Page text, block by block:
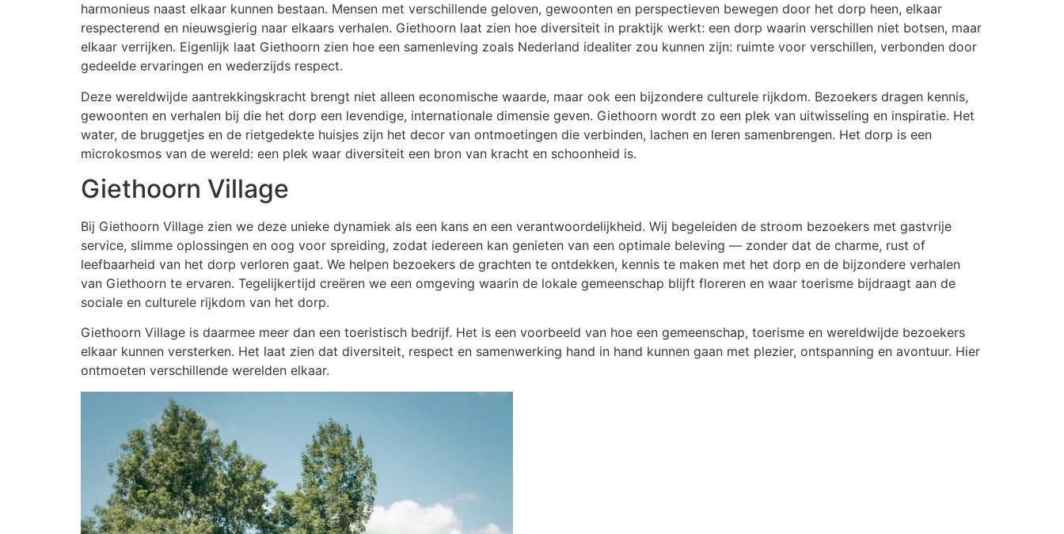
harmonieus naast elkaar kunnen bestaan. Mensen met verschillende geloven, gewoonten en perspectieven bewegen door het dorp heen, elkaar
respecterend en nieuwsgierig naar elkaars verhalen. Giethoorn laat zien hoe diversiteit in praktijk werkt: een dorp waarin verschillen niet botsen, maar
elkaar verrijken. Eigenlijk laat Giethoorn zien hoe een samenleving zoals Nederland idealiter zou kunnen zijn: ruimte voor verschillen, verbonden door
gedeelde ervaringen en wederzijds respect.
Deze wereldwijde aantrekkingskracht brengt niet alleen economische waarde, maar ook een bijzondere culturele rijkdom. Bezoekers dragen kennis,
gewoonten en verhalen bij die het dorp een levendige, internationale dimensie geven. Giethoorn wordt zo een plek van uitwisseling en inspiratie. Het
water, de bruggetjes en de rietgedekte huisjes zijn het decor van ontmoetingen die verbinden, lachen en leren samenbrengen. Het dorp is een
microkosmos van de wereld: een plek waar diversiteit een bron van kracht en schoonheid is.
Giethoorn Village
Bij Giethoorn Village zien we deze unieke dynamiek als een kans en een verantwoordelijkheid. Wij begeleiden de stroom bezoekers met gastvrije
service, slimme oplossingen en oog voor spreiding, zodat iedereen kan genieten van een optimale beleving — zonder dat de charme, rust of
leefbaarheid van het dorp verloren gaat. We helpen bezoekers de grachten te ontdekken, kennis te maken met het dorp en de bijzondere verhalen
van Giethoorn te ervaren. Tegelijkertijd creëren we een omgeving waarin de lokale gemeenschap blijft floreren en waar toerisme bijdraagt aan de
sociale en culturele rijkdom van het dorp.
Giethoorn Village is daarmee meer dan een toeristisch bedrijf. Het is een voorbeeld van hoe een gemeenschap, toerisme en wereldwijde bezoekers
elkaar kunnen versterken. Het laat zien dat diversiteit, respect en samenwerking hand in hand kunnen gaan met plezier, ontspanning en avontuur. Hier
ontmoeten verschillende werelden elkaar.